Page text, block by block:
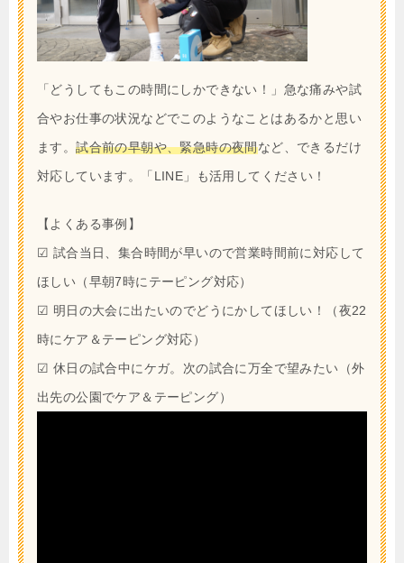
「どうしてもこの時間にしかできない！」急な痛みや試
合やお仕事の状況などでこのようなことはあるかと思い
ます。試合前の早朝や、緊急時の夜間など、できるだけ
対応しています。「LINE」も活用してください！
【よくある事例】
☑︎ 試合当日、集合時間が早いので営業時間前に対応して
ほしい（早朝7時にテーピング対応）
☑︎ 明日の大会に出たいのでどうにかしてほしい！（夜22
時にケア＆テーピング対応）
☑︎ 休日の試合中にケガ。次の試合に万全で望みたい（外
出先の公園でケア＆テーピング）